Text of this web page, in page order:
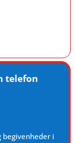
telefon
begivenheder i